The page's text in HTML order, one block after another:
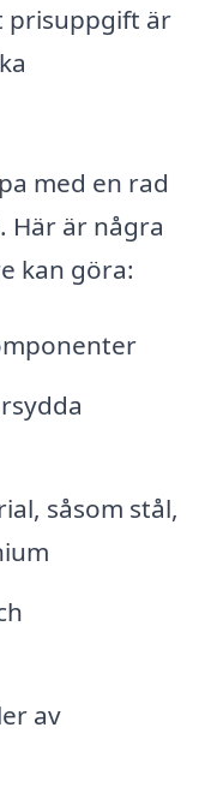
prisuppgift är
med en rad
Här är några
kan göra:
såsom stål,
av